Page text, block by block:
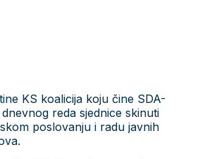
KS koalicija koju čine SDA-
reda sjednice skinuti
poslovanju i radu javnih